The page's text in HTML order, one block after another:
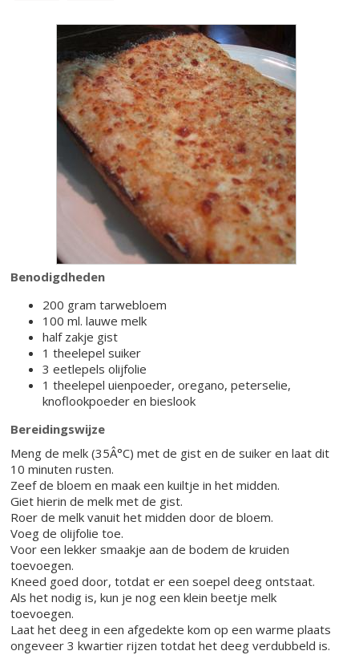
Benodigdheden
200 gram tarwebloem
100 ml. lauwe melk
half zakje gist
1 theelepel suiker
3 eetlepels olijfolie
1 theelepel uienpoeder, oregano, peterselie,
knoflookpoeder en bieslook
Bereidingswijze
Meng de melk (35Â°C) met de gist en de suiker en laat dit
10 minuten rusten.
Zeef de bloem en maak een kuiltje in het midden.
Giet hierin de melk met de gist.
Roer de melk vanuit het midden door de bloem.
Voeg de olijfolie toe.
Voor een lekker smaakje aan de bodem de kruiden
toevoegen.
Kneed goed door, totdat er een soepel deeg ontstaat.
Als het nodig is, kun je nog een klein beetje melk
toevoegen.
Laat het deeg in een afgedekte kom op een warme plaats
ongeveer 3 kwartier rijzen totdat het deeg verdubbeld is.